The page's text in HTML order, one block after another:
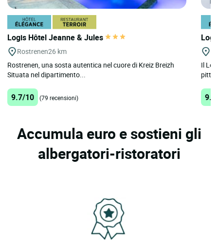
Logis Hôtel Jeanne & Jules
Rostrenen26 km
Rostrenen, una sosta autentica nel cuore di Kreiz Breizh
Situata nel dipartimento...
9.7/10 (79 recensioni)
Il
Accumula euro e sostieni gli
albergatori-ristoratori